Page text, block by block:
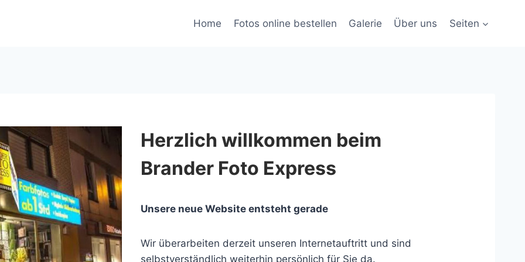
Home Fotos online bestellen Galerie Über uns Seiten
Herzlich willkommen beim
Brander Foto Express
Unsere neue Website entsteht gerade
Wir überarbeiten derzeit unseren Internetauftritt und sind
selbstverständlich weiterhin persönlich für Sie da.